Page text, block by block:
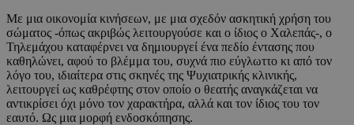
Με μια οικονομία κινήσεων, με μια σχεδόν ασκητική χρήση του
σώματος -όπως ακριβώς λειτουργούσε και ο ίδιος ο Χαλεπάς-, ο
Τηλεμάχου καταφέρνει να δημιουργεί ένα πεδίο έντασης που
καθηλώνει, αφού το βλέμμα του, συχνά πιο εύγλωττο κι από τον
λόγο του, ιδιαίτερα στις σκηνές της Ψυχιατρικής κλινικής,
λειτουργεί ως καθρέφτης στον οποίο ο θεατής αναγκάζεται να
αντικρίσει όχι μόνο τον χαρακτήρα, αλλά και τον ίδιος του τον
εαυτό. Ως μια μορφή ενδοσκόπησης.